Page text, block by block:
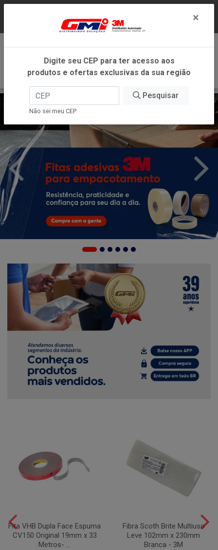
DENTRO DO ESTADO DE MINAS GERAIS.
Fita VHB Dupla Face Espuma
CV150 Original 19mm x 33
Metros- ...
Fibra Scoth Brite Multiuso
Leve 102mm x 230mm
Branca - 3M
×
Digite seu CEP para ter acesso aos
produtos e ofertas exclusivas da sua região
Pesquisar
Não sei meu CEP